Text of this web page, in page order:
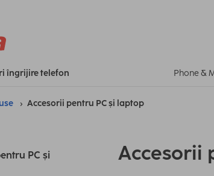
îngrijire telefon Phone &
Accesorii pentru PC și laptop
PC și
Accesorii